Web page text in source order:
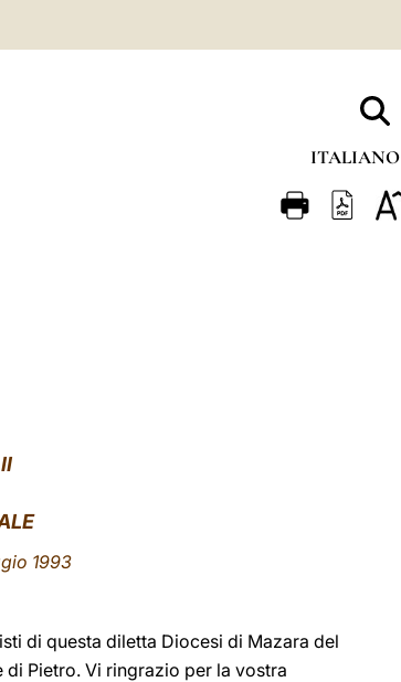
ITALIANO
FRANÇAIS
1993
di questa diletta Diocesi di Mazara del
Pietro. Vi ringrazio per la vostra